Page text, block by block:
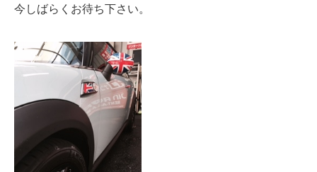
今しばらくお待ち下さい。